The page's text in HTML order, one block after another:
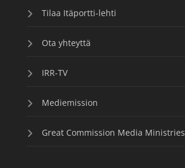
Tilaa Itäportti-lehti
Ota yhteyttä
IRR-TV
Mediemission
Great Commission Media Ministries